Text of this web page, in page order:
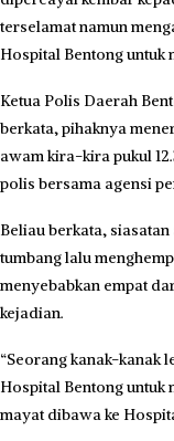
terselamat namun
Hospital Bentong untuk
Ketua Polis Daerah
berkata, pihaknya
awam kira-kira pukul
polis bersama agensi
Beliau berkata,
tumbang lalu
menyebabkan empat
kejadian.
“Seorang kanak-kanak
Hospital Bentong untuk
mayat dibawa ke